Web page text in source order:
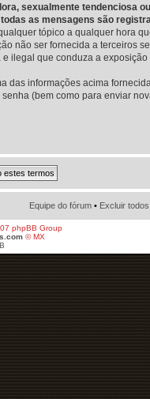
sexualmente tendenciosa
as mensagens são
tópico a qualquer hora
não ser fornecida a terceiros
ilegal que conduza a exposição
das informações acima
(bem como para enviar
Equipe do fórum • Excluir
phpBB Group
© MX